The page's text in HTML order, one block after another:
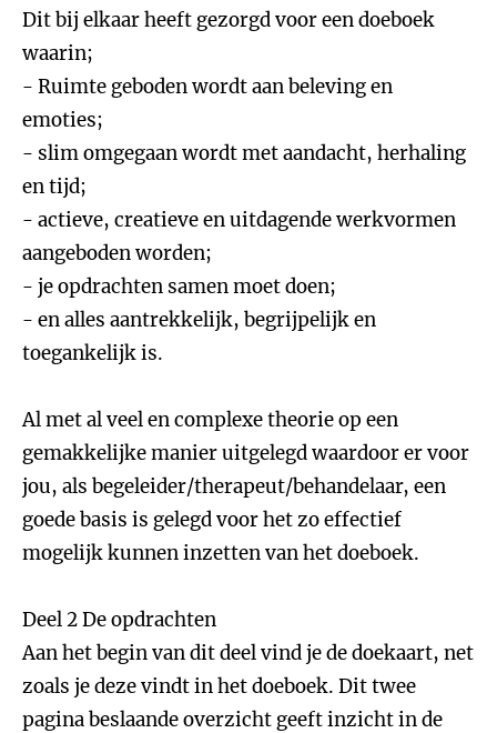
Dit bij elkaar heeft gezorgd voor een doeboek
waarin;
- Ruimte geboden wordt aan beleving en
emoties;
- slim omgegaan wordt met aandacht, herhaling
en tijd;
- actieve, creatieve en uitdagende werkvormen
aangeboden worden;
- je opdrachten samen moet doen;
- en alles aantrekkelijk, begrijpelijk en
toegankelijk is.
Al met al veel en complexe theorie op een
gemakkelijke manier uitgelegd waardoor er voor
jou, als begeleider/therapeut/behandelaar, een
goede basis is gelegd voor het zo effectief
mogelijk kunnen inzetten van het doeboek.
Deel 2 De opdrachten
Aan het begin van dit deel vind je de doekaart, net
zoals je deze vindt in het doeboek. Dit twee
pagina beslaande overzicht geeft inzicht in de